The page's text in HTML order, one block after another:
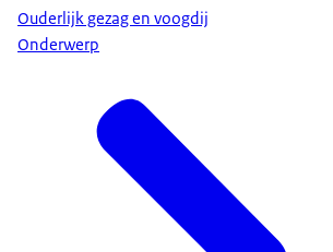
Ouderlijk gezag en voogdij
Onderwerp